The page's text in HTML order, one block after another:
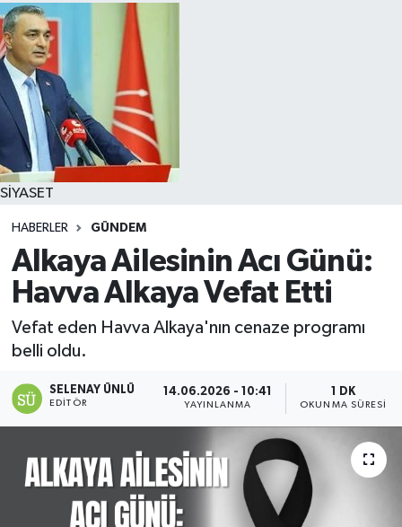
SİYASET
HABERLER GÜNDEM
Alkaya Ailesinin Acı Günü:
Havva Alkaya Vefat Etti
Vefat eden Havva Alkaya'nın cenaze programı
belli oldu.
SELENAY ÜNLÜ
EDITÖR
14.06.2026 - 10:41
YAYINLANMA
1 DK
OKUNMA SÜRESI